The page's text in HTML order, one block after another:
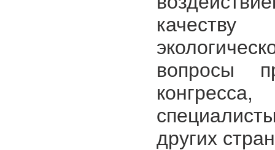
вопросы
других